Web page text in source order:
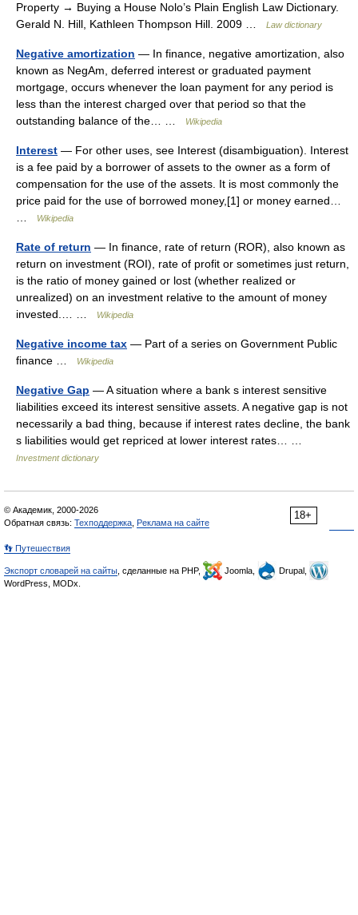
Property → Buying a House Nolo’s Plain English Law Dictionary.
Gerald N. Hill, Kathleen Thompson Hill. 2009 …
Law dictionary
Negative amortization — In finance, negative amortization, also
known as NegAm, deferred interest or graduated payment
mortgage, occurs whenever the loan payment for any period is
less than the interest charged over that period so that the
outstanding balance of the… …
Wikipedia
Interest — For other uses, see Interest (disambiguation). Interest
is a fee paid by a borrower of assets to the owner as a form of
compensation for the use of the assets. It is most commonly the
price paid for the use of borrowed money,[1] or money earned…
Wikipedia
Rate of return — In finance, rate of return (ROR), also known as
return on investment (ROI), rate of profit or sometimes just return,
is the ratio of money gained or lost (whether realized or
unrealized) on an investment relative to the amount of money
invested.… …
Wikipedia
Negative income tax — Part of a series on Government Public
finance …
Wikipedia
Negative Gap — A situation where a bank s interest sensitive
liabilities exceed its interest sensitive assets. A negative gap is not
necessarily a bad thing, because if interest rates decline, the bank
s liabilities would get repriced at lower interest rates… …
Investment dictionary
18+
© Академик, 2000-2026
Обратная связь: Техподдержка Реклама на сайте
👣 Путешествия
Экспорт словарей на сайты , сделанные на PHP, Joomla,
Drupal,
WordPress, MODx.